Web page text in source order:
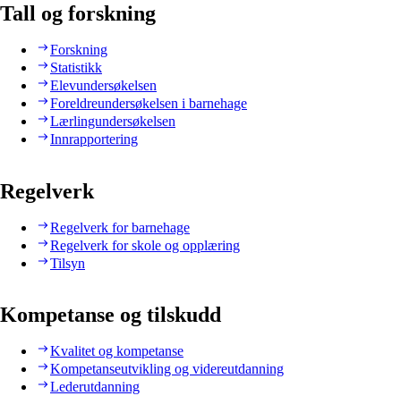
Tall og forskning
Forskning
Statistikk
Elevundersøkelsen
Foreldreundersøkelsen i barnehage
Lærlingundersøkelsen
Innrapportering
Regelverk
Regelverk for barnehage
Regelverk for skole og opplæring
Tilsyn
Kompetanse og tilskudd
Kvalitet og kompetanse
Kompetanseutvikling og videreutdanning
Lederutdanning